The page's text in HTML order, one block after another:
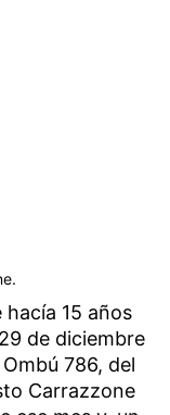
15 años
de diciembre
786, del
Carrazzone